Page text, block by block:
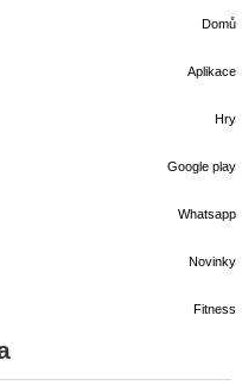
Domů
Aplikace
Hry
Google play
Whatsapp
Novinky
Fitness